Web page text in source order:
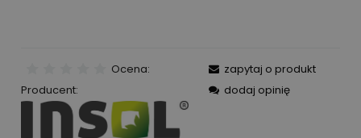
Ocena:
Producent:
zapytaj o produkt
dodaj opinię